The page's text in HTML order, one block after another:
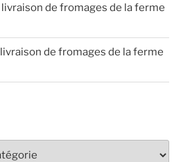
livraison de fromages de la ferme
de fromages de la ferme